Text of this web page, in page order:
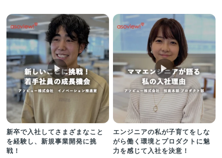
▶︎
新卒で入社してさまざまなこと
を経験し、新規事業開発に挑
戦！
▶︎
エンジニアの私が子育てをしな
がら働く環境とプロダクトに魅
力を感じて入社を決意！